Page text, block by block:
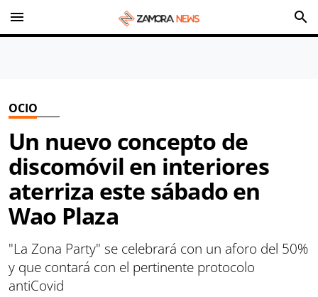
menu search
OCIO
Un nuevo concepto de
discomóvil en interiores
aterriza este sábado en
Wao Plaza
"La Zona Party" se celebrará con un aforo del 50%
y que contará con el pertinente protocolo
antiCovid